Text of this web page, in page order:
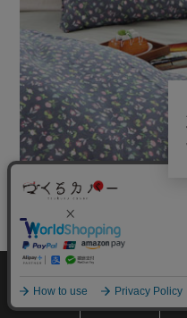
落ち着いた雰囲気のブルーグレ
商品をさがす
サイズ
お